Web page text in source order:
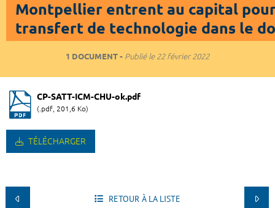
Montpellier entrent au capital
transfert de technologie dans le
1 DOCUMENT Publié le22 février 2022
CP-SATT-ICM-CHU-ok.pdf
(.pdf, 201,6 Ko)
TÉLÉCHARGER
RETOUR À LA LISTE